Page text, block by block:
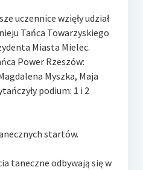
uczennice wzięły udział
Tańca Towarzyskiego
Miasta Mielec.
Power Rzeszów:
Myszka, Maja
podium: 1 i 2
startów.
taneczne odbywają się w